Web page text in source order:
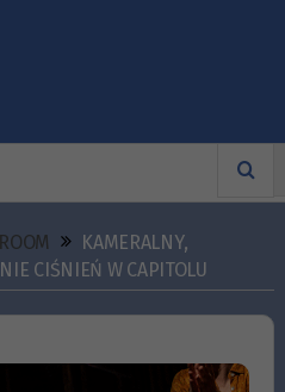
KAMERALNY,
CIŚNIEŃ W CAPITOLU